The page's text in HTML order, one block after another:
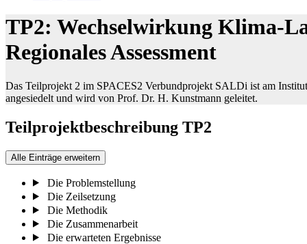
TP2: Wechselwirkung Klima-
Regionales Assessment
Das Teilprojekt 2 im SPACES2 Verbundprojekt SALDi ist am
angesiedelt und wird von Prof. Dr. H. Kunstmann geleitet.
Teilprojektbeschreibung TP2
Alle Einträge erweitern
Die Problemstellung
Die Zeilsetzung
Die Methodik
Die Zusammenarbeit
Die erwarteten Ergebnisse